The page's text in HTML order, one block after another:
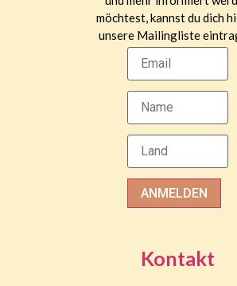
möchtest, kannst du dich
unsere Mailingliste
ANMELDEN
Kontakt